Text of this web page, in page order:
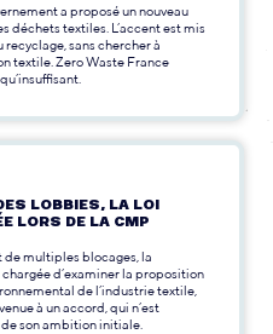
a proposé un nouveau
déchets textiles. L’accent est mis
sans chercher à
textile. Zero Waste France
LOBBIES, LA LOI
LORS DE LA CMP
de multiples blocages, la
d’examiner la proposition
de l’industrie textile,
à un accord, qui n’est
son ambition initiale.